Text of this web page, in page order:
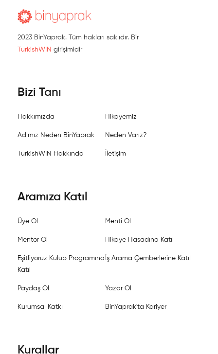
2023 BinYaprak. Tüm hakları saklıdır. Bir
TurkishWIN girişimidir
Bizi Tanı
Hakkımızda Hikayemiz
Adımız Neden BinYaprak Neden Varız?
TurkishWIN Hakkında İletişim
Aramıza Katıl
Üye Ol Menti Ol
Mentor Ol Hikaye Hasadına Katıl
Eşitliyoruz Kulüp Programına
Katıl
İş Arama Çemberlerine Katıl
Paydaş Ol Yazar Ol
Kurumsal Katkı BinYaprak'ta Kariyer
Kurallar